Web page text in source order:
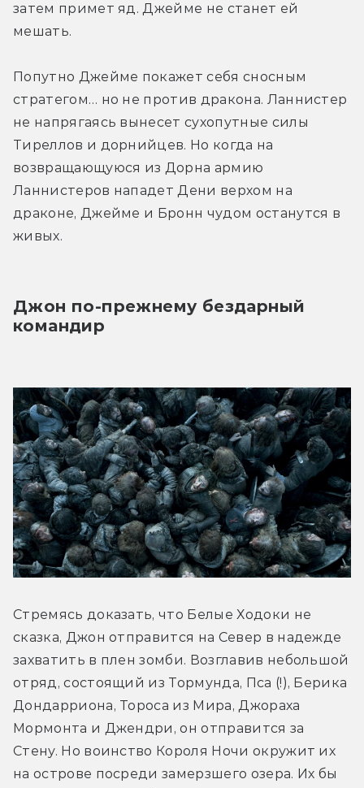
затем примет яд. Джейме не станет ей
мешать.
Попутно Джейме покажет себя сносным
стратегом… но не против дракона. Ланнистер
не напрягаясь вынесет сухопутные силы
Тиреллов и дорнийцев. Но когда на
возвращающуюся из Дорна армию
Ланнистеров нападет Дени верхом на
драконе, Джейме и Бронн чудом останутся в
живых.
Джон по-прежнему бездарный
командир
Стремясь доказать, что Белые Ходоки не
сказка, Джон отправится на Север в надежде
захватить в плен зомби. Возглавив небольшой
отряд, состоящий из Тормунда, Пса (!), Берика
Дондарриона, Тороса из Мира, Джораха
Мормонта и Джендри, он отправится за
Стену. Но воинство Короля Ночи окружит их
на острове посреди замерзшего озера. Их бы